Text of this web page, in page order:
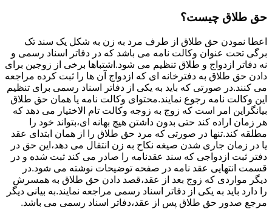
حق طلاق چیست؟
اعطا نمودن حق طلاق از طرف مرد به زن به شکل یک سند تک
برگی تحت عنوان وکالت نامه می باشد که در دفاتر اسناد رسمی و
نه دفاتر ازدواج و طلاق تنظیم می شود.اشتباها برخی از زوجین برای
دادن حق طلاق به دفترخانه ای که ازدواج آن ها را ثبت کرده مراجعه
می کنند.در صورتی که باید به یکی از دفاتر اسناد رسمی برای تنظیم
این وکالت نامه رجوع نمایند.محتوای وکالت نامه یا همان حق طلاق
بیانگراین امر است که زوج به زوجه وکالت تام الاختیار می دهد که
هر زمان اراده کند حتی بدون داشتن هیچ بهانه ای،بتواند خود را
مطلقه کند.تنها در صورتی که مرد حق طلاق را از همان ابتدای عقد
یا در زمان جاری شدن صیغه نکاح به زن انتقال می دهد،این حق در
دفتر ثبت ازدواجی که سند عقدنامه را صادر می کند ثبت شده و در
قسمت انتهایی عقد نامه در صفحه توضیحات نوشته می شود.در
دیگر مواردی که زوج بعد از عقد،قصد دادن حق طلاق به همسرش
را دارد باید به یکی از دفاتر اسناد رسمی مراجعه نمایند.به بیانی دیگر
مرجع صدور حق طلاق پس از عقد،دفاتر اسناد رسمی می باشد.